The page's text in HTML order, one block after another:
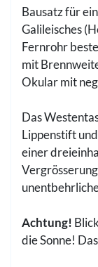
Bausatz für
Galileisches
Fernrohr
mit
Okular mit
Das
Lippenstift
einer
Achtung!
die Sonne!